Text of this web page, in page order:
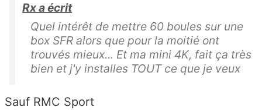
Rx a écrit
Quel intérêt de mettre 60 boules sur une
box SFR alors que pour la moitié ont
trouvés mieux... Et ma mini 4K, fait ça très
bien et j'y installes TOUT ce que je veux
Sauf RMC Sport